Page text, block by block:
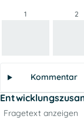
1 2
Kommentar
Fragetext anzeigen